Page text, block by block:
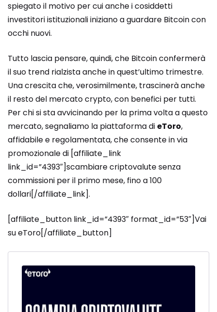
spiegato il motivo per cui anche i cosiddetti
investitori istituzionali iniziano a guardare Bitcoin con
occhi nuovi.
Tutto lascia pensare, quindi, che Bitcoin confermerà
il suo trend rialzista anche in quest’ultimo trimestre.
Una crescita che, verosimilmente, trascinerà anche
il resto del mercato crypto, con benefici per tutti.
Per chi si sta avvicinando per la prima volta a questo
mercato, segnaliamo la piattaforma di eToro,
affidabile e regolamentata, che consente in via
promozionale di [affiliate_link
link_id=”4393″]scambiare criptovalute senza
commissioni per il primo mese, fino a 100
dollari[/affiliate_link].
[affiliate_button link_id=”4393″ format_id=”53″]Vai
su eToro[/affiliate_button]